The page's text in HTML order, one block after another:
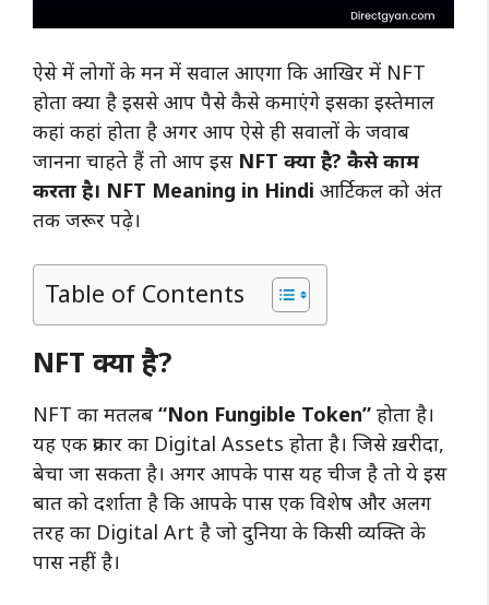
ऐसे में लोगों के मन में सवाल आएगा कि आखिर में NFT
होता क्या है इससे आप पैसे कैसे कमाएंगे इसका इस्तेमाल
कहां कहां होता है अगर आप ऐसे ही सवालों के जवाब
जानना चाहते हैं तो आप इस NFT क्या है? कैसे काम
करता है। NFT Meaning in Hindi आर्टिकल को अंत
तक जरूर पढ़े।
Table of Contents
NFT क्या है?
NFT का मतलब “Non Fungible Token” होता है।
यह एक प्रकार का Digital Assets होता है। जिसे ख़रीदा,
बेचा जा सकता है। अगर आपके पास यह चीज है तो ये इस
बात को दर्शाता है कि आपके पास एक विशेष और अलग
तरह का Digital Art है जो दुनिया के किसी व्यक्ति के
पास नहीं है।